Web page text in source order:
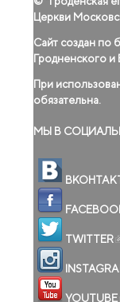
Церкви
Сайт создан по
Гродненского
При
обязательна.
МЫ В
TWITTER
YOUTUBE